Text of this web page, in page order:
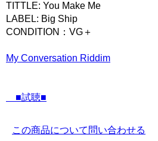
TITTLE: You Make Me
LABEL: Big Ship
CONDITION：VG＋
My Conversation Riddim
■試聴■
この商品について問い合わせる